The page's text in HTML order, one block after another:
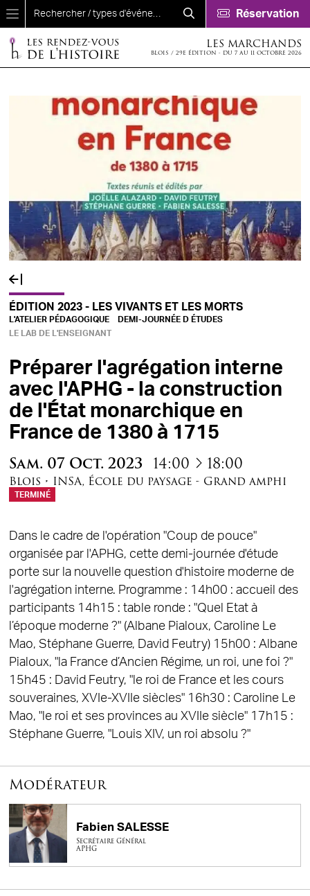
Aller au contenu principal
Réservation
LES MARCHANDS
BLOIS / 29E ÉDITION - DU 7 AU 11 OCTOBRE 2026
ÉDITION 2023 - LES VIVANTS ET LES MORTS
L'ATELIER PÉDAGOGIQUE
DEMI-JOURNÉE D ÉTUDES
LE LAB DE L'ENSEIGNANT
Préparer l'agrégation interne
avec l'APHG - la construction
de l'État monarchique en
France de 1380 à 1715
Sam. 07 Oct. 2023 14:00 à18:00
Blois • INSA, École du paysage - Grand amphi
TERMINÉ
Dans le cadre de l'opération "Coup de pouce"
organisée par l'APHG, cette demi-journée d'étude
porte sur la nouvelle question d'histoire moderne de
l'agrégation interne. Programme : 14h00 : accueil des
participants 14h15 : table ronde : "Quel Etat à
l’époque moderne ?" (Albane Pialoux, Caroline Le
Mao, Stéphane Guerre, David Feutry) 15h00 : Albane
Pialoux, "la France d’Ancien Régime, un roi, une foi ?"
15h45 : David Feutry, "le roi de France et les cours
souveraines, XVIe-XVIIe siècles" 16h30 : Caroline Le
Mao, "le roi et ses provinces au XVIIe siècle" 17h15 :
Stéphane Guerre, "Louis XIV, un roi absolu ?"
Modérateur
Fabien SALESSE
Secrétaire Général
APHG